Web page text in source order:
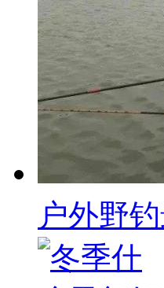
户外野